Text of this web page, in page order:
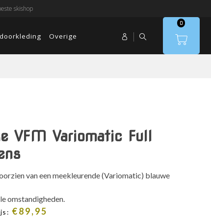
skishop
Overige
0
VFM Variomatic Full
van een meekleurende (Variomatic) blauwe
omstandigheden.
€89,95